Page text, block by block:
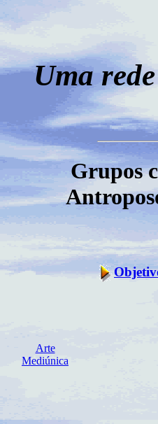
Uma
Grupos
Arte
Mediúnica